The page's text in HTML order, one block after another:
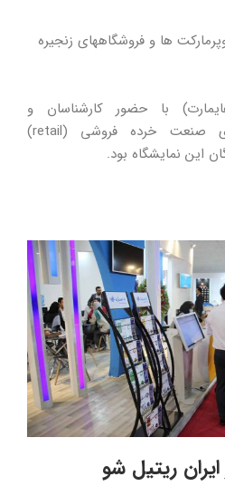
ها و فروشگاههای زنجیره
با حضور کارشناسان و
متخصصین حرفه ای صنعت خرده فروشی (retail)
این نمایشگاه بود.
ریتیل شو